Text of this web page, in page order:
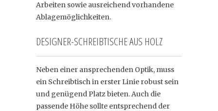
Arbeiten sowie ausreichend vorhandene
Ablagemöglichkeiten.
DESIGNER-SCHREIBTISCHE AUS HOLZ
Neben einer ansprechenden Optik, muss
ein Schreibtisch in erster Linie robust sein
und genügend Platz bieten. Auch die
passende Höhe sollte entsprechend der